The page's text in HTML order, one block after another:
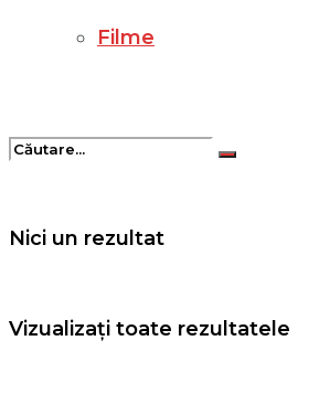
Filme
Nici un rezultat
Vizualizați toate rezultatele